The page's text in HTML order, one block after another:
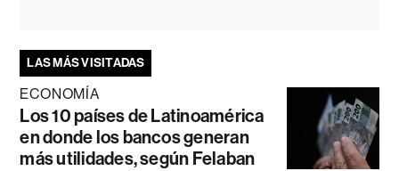
LAS MÁS VISITADAS
ECONOMÍA
Los 10 países de Latinoamérica
en donde los bancos generan
más utilidades, según Felaban